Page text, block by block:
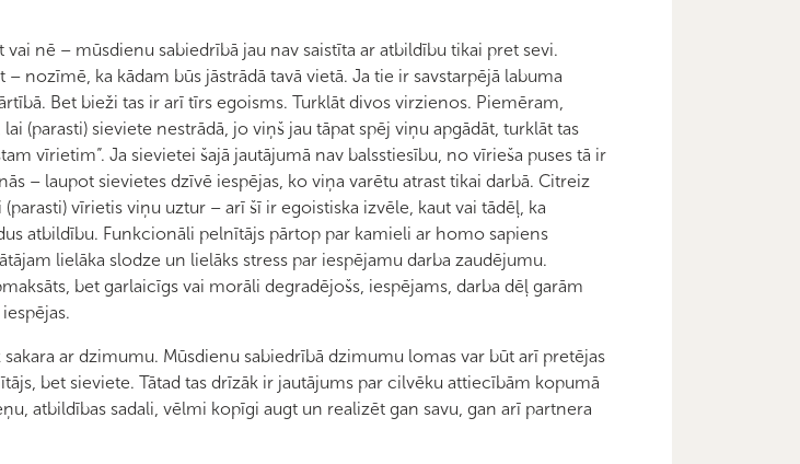
vai nē – mūsdienu sabiedrībā jau nav saistīta ar atbildību tikai pret sevi.
– nozīmē, ka kādam būs jāstrādā tavā vietā. Ja tie ir savstarpējā labuma
Bet bieži tas ir arī tīrs egoisms. Turklāt divos virzienos. Piemēram,
(parasti) sieviete nestrādā, jo viņš jau tāpat spēj viņu apgādāt, turklāt tas
vīrietim”. Ja sievietei šajā jautājumā nav balsstiesību, no vīrieša puses tā ir
– laupot sievietes dzīvē iespējas, ko viņa varētu atrast tikai darbā. Citreiz
(parasti) vīrietis viņu uztur – arī šī ir egoistiska izvēle, kaut vai tādēļ, ka
atbildību. Funkcionāli pelnītājs pārtop par kamieli ar homo sapiens
lielāka slodze un lielāks stress par iespējamu darba zaudējumu.
bet garlaicīgs vai morāli degradējošs, iespējams, darba dēļ garām
ar dzimumu. Mūsdienu sabiedrībā dzimumu lomas var būt arī pretējas
bet sieviete. Tātad tas drīzāk ir jautājums par cilvēku attiecībām kopumā
atbildības sadali, vēlmi kopīgi augt un realizēt gan savu, gan arī partnera